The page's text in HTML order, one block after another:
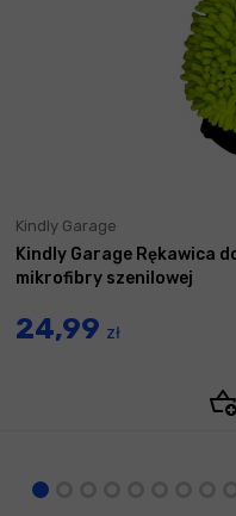
Kindly Garage
Kindly Garage Rękawica
mikrofibry szenilowej
24,99 zł